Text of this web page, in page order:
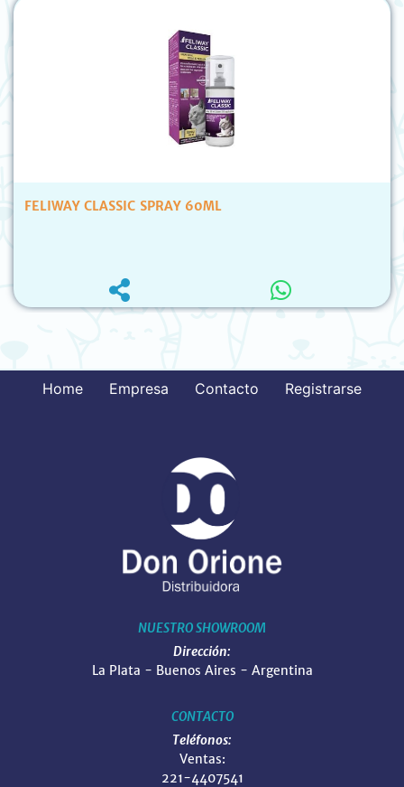
FELIWAY CLASSIC SPRAY 60ML
Home Empresa Contacto Registrarse
NUESTRO SHOWROOM
Dirección:
La Plata - Buenos Aires - Argentina
CONTACTO
Teléfonos:
Ventas:
221-4407541